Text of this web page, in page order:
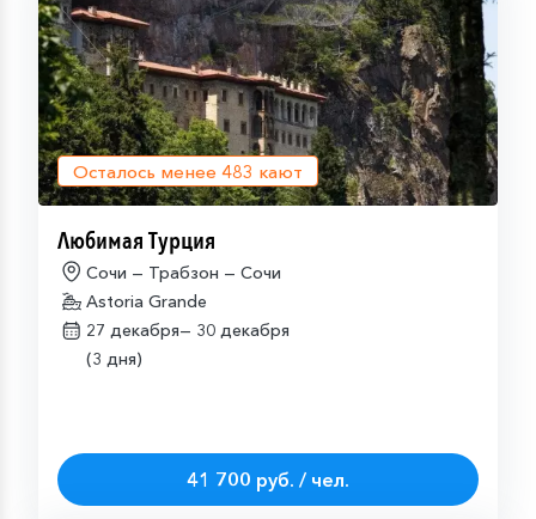
Осталось менее 483 кают
Любимая Турция
Сочи — Трабзон — Сочи
Astoria Grande
27 декабря— 30 декабря
(3 дня)
41 700 руб. / чел.